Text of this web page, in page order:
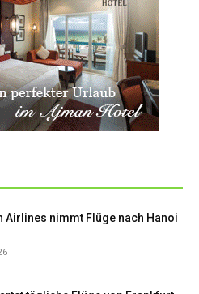
Airlines nimmt Flüge nach Hanoi